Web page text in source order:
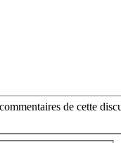
de cette